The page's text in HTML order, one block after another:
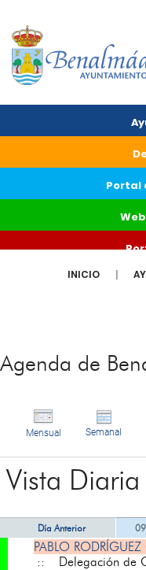
Portal
INICIO
Agenda de
Mensual Semanal
Vista Diaria
Día Anterior
PABLO
:: Delegación de